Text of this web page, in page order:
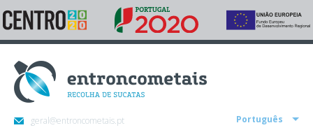
geral@entroncometais.pt Português